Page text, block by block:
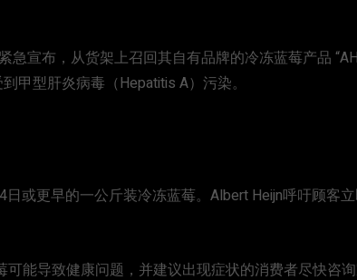
急宣布，从货架上召回其自有品牌的冷冻蓝莓产品
甲型肝炎病毒（Hepatitis A）污染。
或更早的一公斤装冷冻蓝莓。Albert Heijn呼吁顾客
能导致健康问题，并建议出现症状的消费者尽快咨询